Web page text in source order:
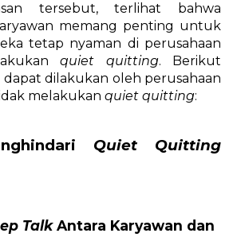
tersebut, terlihat bahwa
memang penting untuk
tetap nyaman di perusahaan
quiet quitting. Berikut
dapat dilakukan oleh perusahaan
melakukan quiet quitting:
Talk Antara Karyawan dan